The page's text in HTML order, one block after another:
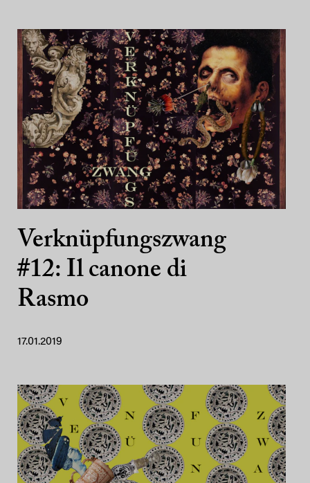
Verknüpfungszwang
#12: Il canone di
Rasmo
17.01.2019